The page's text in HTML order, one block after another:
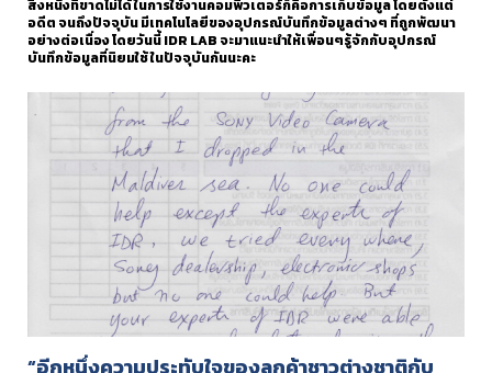
สิ่งหนึ่งที่ขาดไม่ได้ ในการใช้งานคอมพิวเตอร์ก็คือการเก็บข้อมูล โดยตั้งแต่
อดีต จนถึงปัจจุบัน มีเทคโนโลยีของอุปกรณ์บันทึกข้อมูลต่างๆ ที่ถูกพัฒนา
อย่างต่อเนื่อง โดยวันนี้ IDR LAB จะมาแนะนำให้เพื่อนๆรู้จักกับอุปกรณ์
บันทึกข้อมูลที่นิยมใช้ ในปัจจุบันกันนะคะ